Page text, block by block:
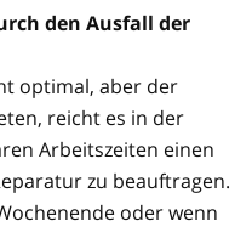
den Ausfall der
optimal, aber der
reicht es in der
Arbeitszeiten einen
zu beauftragen.
oder wenn